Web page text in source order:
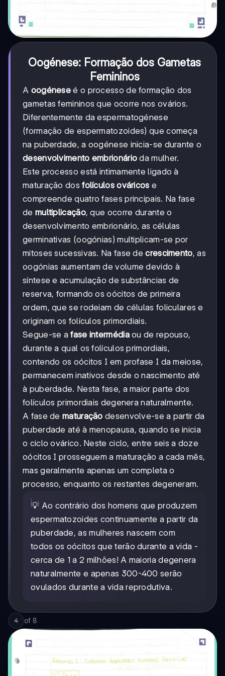
Oogénese: Formação dos Gametas
Femininos
A oogénese é o processo de formação dos
gametas femininos que ocorre nos ovários.
Diferentemente da espermatogénese
(formação de espermatozoides) que começa
na puberdade, a oogénese inicia-se durante o
desenvolvimento embrionário da mulher.
Este processo está intimamente ligado à
maturação dosfolículos ováricos e
compreende quatro fases principais. Na fase
de multiplicação, que ocorre durante o
desenvolvimento embrionário, as células
germinativas (oogónias) multiplicam-se por
mitoses sucessivas. Na fase decrescimento, as
oogónias aumentam de volume devido à
síntese e acumulação de substâncias de
reserva, formando os oócitos de primeira
ordem, que se rodeiam de células foliculares e
originam os folículos primordiais.
Segue-se afase intermédiaou de repouso,
durante a qual os folículos primordiais,
contendo os oócitos I em profase I da meiose,
permanecem inativos desde o nascimento até
à puberdade. Nesta fase, a maior parte dos
folículos primordiais degenera naturalmente.
A fase de maturação desenvolve-se a partir da
puberdade até à menopausa, quando se inicia
o ciclo ovárico. Neste ciclo, entre seis a doze
oócitos I prosseguem a maturação a cada mês,
mas geralmente apenas um completa o
processo, enquanto os restantes degeneram.
💡 Ao contrário dos homens que produzem
espermatozoides continuamente a partir da
puberdade, as mulheres nascem com
todos os oócitos que terão durante a vida -
cerca de 1 a 2 milhões! A maioria degenera
naturalmente e apenas 300-400 serão
ovulados durante a vida reprodutiva.
4 of 8